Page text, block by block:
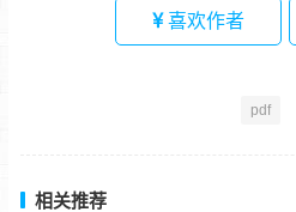
喜欢作者
pdf
相关推荐